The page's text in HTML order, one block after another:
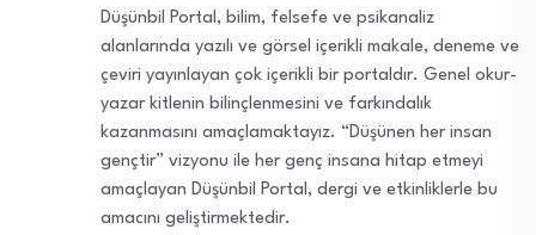
Düşünbil Portal, bilim, felsefe ve psikanaliz
alanlarında yazılı ve görsel içerikli makale, deneme ve
çeviri yayınlayan çok içerikli bir portaldır. Genel okur-
yazar kitlenin bilinçlenmesini ve farkındalık
kazanmasını amaçlamaktayız. “Düşünen her insan
gençtir” vizyonu ile her genç insana hitap etmeyi
amaçlayan Düşünbil Portal, dergi ve etkinliklerle bu
amacını geliştirmektedir.